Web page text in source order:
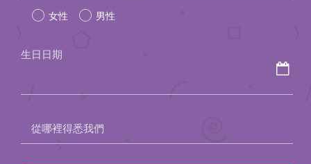
this 女性 男性
生日日期
從哪裡得悉我們